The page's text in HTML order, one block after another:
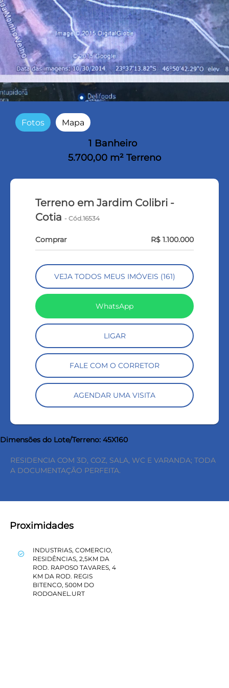
Fotos Mapa
1 Banheiro
5.700,00 m² Terreno
Terreno em Jardim Colibri -
Cotia- Cód.16534
Comprar R$ 1.100.000
VEJA TODOS MEUS IMÓVEIS (161)
WhatsApp
LIGAR
FALE COM O CORRETOR
AGENDAR UMA VISITA
Dimensões do Lote/Terreno: 45X160
RESIDENCIA COM 3D, COZ, SALA, WC E VARANDA; TODA
A DOCUMENTAÇÃO PERFEITA.
Proximidades
check_circle_outline
INDUSTRIAS, COMERCIO,
RESIDÊNCIAS, 2,5KM DA
ROD. RAPOSO TAVARES, 4
KM DA ROD. REGIS
BITENCO, 500M DO
RODOANEL.URT